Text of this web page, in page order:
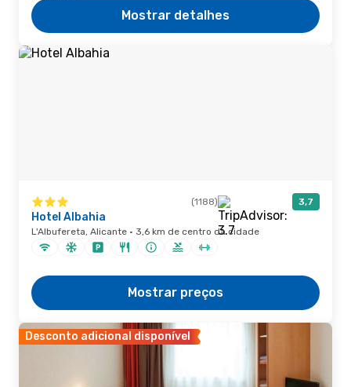
Mostrar detalhes
(1188) 3,7
Hotel Albahia
L'Albufereta, Alicante · 3,6 km de centro da cidade
Mostrar preços
Desconto adicional disponível